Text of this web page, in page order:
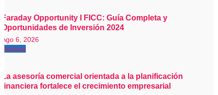
Faraday Opportunity I FICC: Guía Completa y
Oportunidades de Inversión 2024
Ago 6, 2026
Noticias
La asesoría comercial orientada a la planificación
financiera fortalece el crecimiento empresarial